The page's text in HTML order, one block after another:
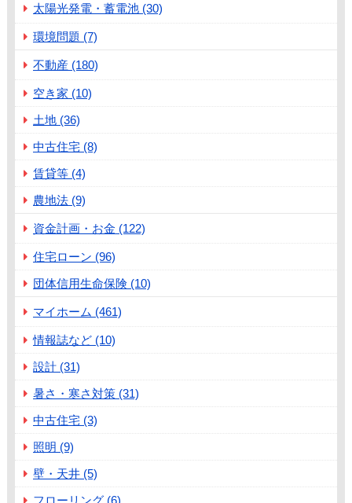
太陽光発電・蓄電池 (30)
環境問題 (7)
不動産 (180)
空き家 (10)
土地 (36)
中古住宅 (8)
賃貸等 (4)
農地法 (9)
資金計画・お金 (122)
住宅ローン (96)
団体信用生命保険 (10)
マイホーム (461)
情報誌など (10)
設計 (31)
暑さ・寒さ対策 (31)
中古住宅 (3)
照明 (9)
壁・天井 (5)
フローリング (6)